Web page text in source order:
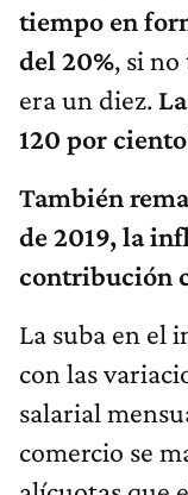
tiempo en
del 20%, si
era un diez.
120 por
También
de 2019, la
contribución
La suba en el
con las
salarial
comercio se